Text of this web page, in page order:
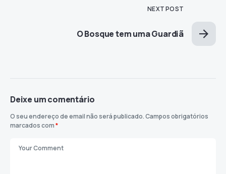
NEXT POST
O Bosque tem uma Guardiã
Deixe um comentário
O seu endereço de email não será publicado.Campos obrigatórios
marcados com*